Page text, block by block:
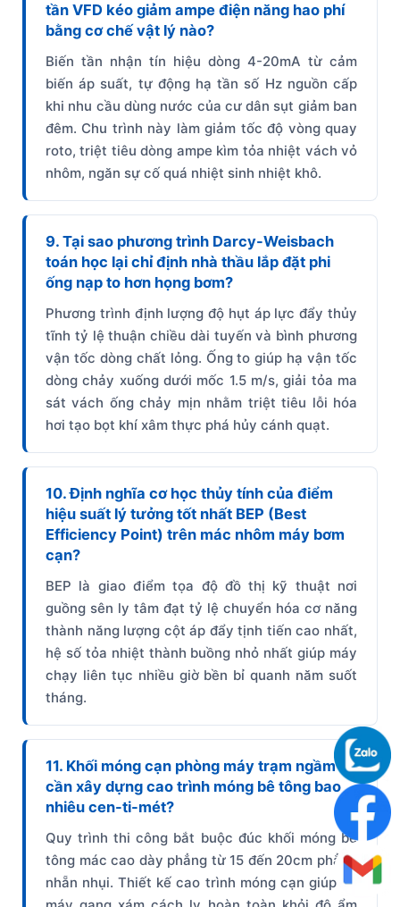
tần VFD kéo giảm ampe điện năng hao phí
bằng cơ chế vật lý nào?
Biến tần nhận tín hiệu dòng 4-20mA từ cảm
biến áp suất, tự động hạ tần số Hz nguồn cấp
khi nhu cầu dùng nước của cư dân sụt giảm ban
đêm. Chu trình này làm giảm tốc độ vòng quay
roto, triệt tiêu dòng ampe kìm tỏa nhiệt vách vỏ
nhôm, ngăn sự cố quá nhiệt sinh nhiệt khô.
9. Tại sao phương trình Darcy-Weisbach
toán học lại chỉ định nhà thầu lắp đặt phi
ống nạp to hơn họng bơm?
Phương trình định lượng độ hụt áp lực đẩy thủy
tĩnh tỷ lệ thuận chiều dài tuyến và bình phương
vận tốc dòng chất lỏng. Ống to giúp hạ vận tốc
dòng chảy xuống dưới mốc 1.5 m/s, giải tỏa ma
sát vách ống chảy mịn nhằm triệt tiêu lỗi hóa
hơi tạo bọt khí xâm thực phá hủy cánh quạt.
10. Định nghĩa cơ học thủy tính của điểm
hiệu suất lý tưởng tốt nhất BEP (Best
Efficiency Point) trên mác nhôm máy bơm
cạn?
BEP là giao điểm tọa độ đồ thị kỹ thuật nơi
guồng sên ly tâm đạt tỷ lệ chuyển hóa cơ năng
thành năng lượng cột áp đẩy tịnh tiến cao nhất,
hệ số tỏa nhiệt thành buồng nhỏ nhất giúp máy
chạy liên tục nhiều giờ bền bỉ quanh năm suốt
tháng.
11. Khối móng cạn phòng máy trạm ngầm
cần xây dựng cao trình móng bê tông bao
nhiêu cen-ti-mét?
Quy trình thi công bắt buộc đúc khối móng bê
tông mác cao dày phẳng từ 15 đến 20cm phẳng
nhẵn nhụi. Thiết kế cao trình móng cạn giúp bệ